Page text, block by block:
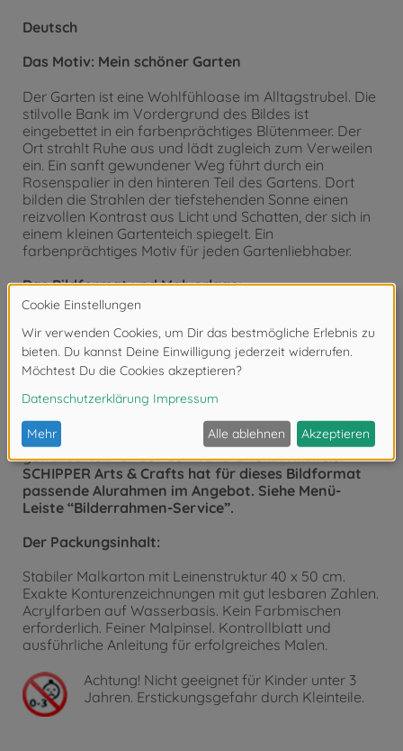
Deutsch
Das Motiv: Mein schöner Garten
Der Garten ist eine Wohlfühloase im Alltagstrubel. Die
stilvolle Bank im Vordergrund des Bildes ist
eingebettet in ein farbenprächtiges Blütenmeer. Der
Ort strahlt Ruhe aus und lädt zugleich zum Verweilen
ein. Ein sanft gewundener Weg führt durch ein
Rosenspalier in den hinteren Teil des Gartens. Dort
bilden die Strahlen der tiefstehenden Sonne einen
reizvollen Kontrast aus Licht und Schatten, der sich in
einem kleinen Gartenteich spiegelt. Ein
farbenprächtiges Motiv für jeden Gartenliebhaber.
Das Bildformat und Malvorlage:
Querformat von 40 x 50 cm, neben- oder
untereinander gruppiert, eignen sich besonders gut
für eine Bildergalerie. Die Malvorlage hat eine fühl-
wesentlich verbesserte Optik des fertigen Gemäldes,
sondern unterstreicht auch den malerischen
Charakter des Bildes und unterstützt den
gewünschten “Öl-auf-Leinwand-Effekt”.Hinweis:
SCHIPPER Arts & Crafts hat für dieses Bildformat
passende Alurahmen im Angebot. Siehe Menü-
Leiste “Bilderrahmen-Service”.
Der Packungsinhalt:
Stabiler Malkarton mit Leinenstruktur 40 x 50 cm.
Exakte Konturenzeichnungen mit gut lesbaren Zahlen.
Acrylfarben auf Wasserbasis. Kein Farbmischen
erforderlich. Feiner Malpinsel. Kontrollblatt und
ausführliche Anleitung für erfolgreiches Malen.
Achtung! Nicht geeignet für Kinder unter 3
Jahren. Erstickungsgefahr durch Kleinteile.